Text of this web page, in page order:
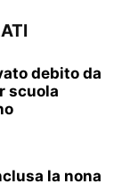
debito da
scuola
la nona